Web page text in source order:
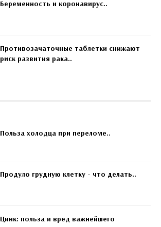
Беременность и коронавирус..
Противозачаточные таблетки снижают
риск развития рака..
Польза холодца при переломе..
Продуло грудную клетку - что делать..
Цинк: польза и вред важнейшего